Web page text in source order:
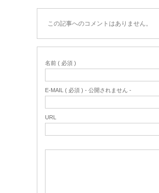
この記事へのコメントはありません。
名前 ( 必須 )
E-MAIL ( 必須 ) - 公開されません -
URL